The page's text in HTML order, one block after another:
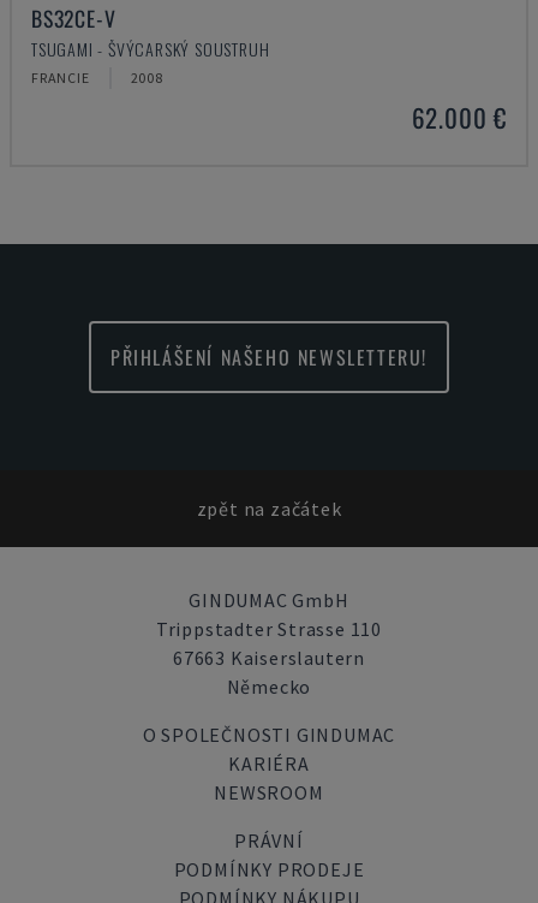
BS32CE-V
TSUGAMI - ŠVÝCARSKÝ SOUSTRUH
FRANCIE 2008
62.000 €
PŘIHLÁŠENÍ NAŠEHO NEWSLETTERU!
zpět na začátek
GINDUMAC GmbH
Trippstadter Strasse 110
67663 Kaiserslautern
Německo
O SPOLEČNOSTI GINDUMAC
KARIÉRA
NEWSROOM
PRÁVNÍ
PODMÍNKY PRODEJE
PODMÍNKY NÁKUPU